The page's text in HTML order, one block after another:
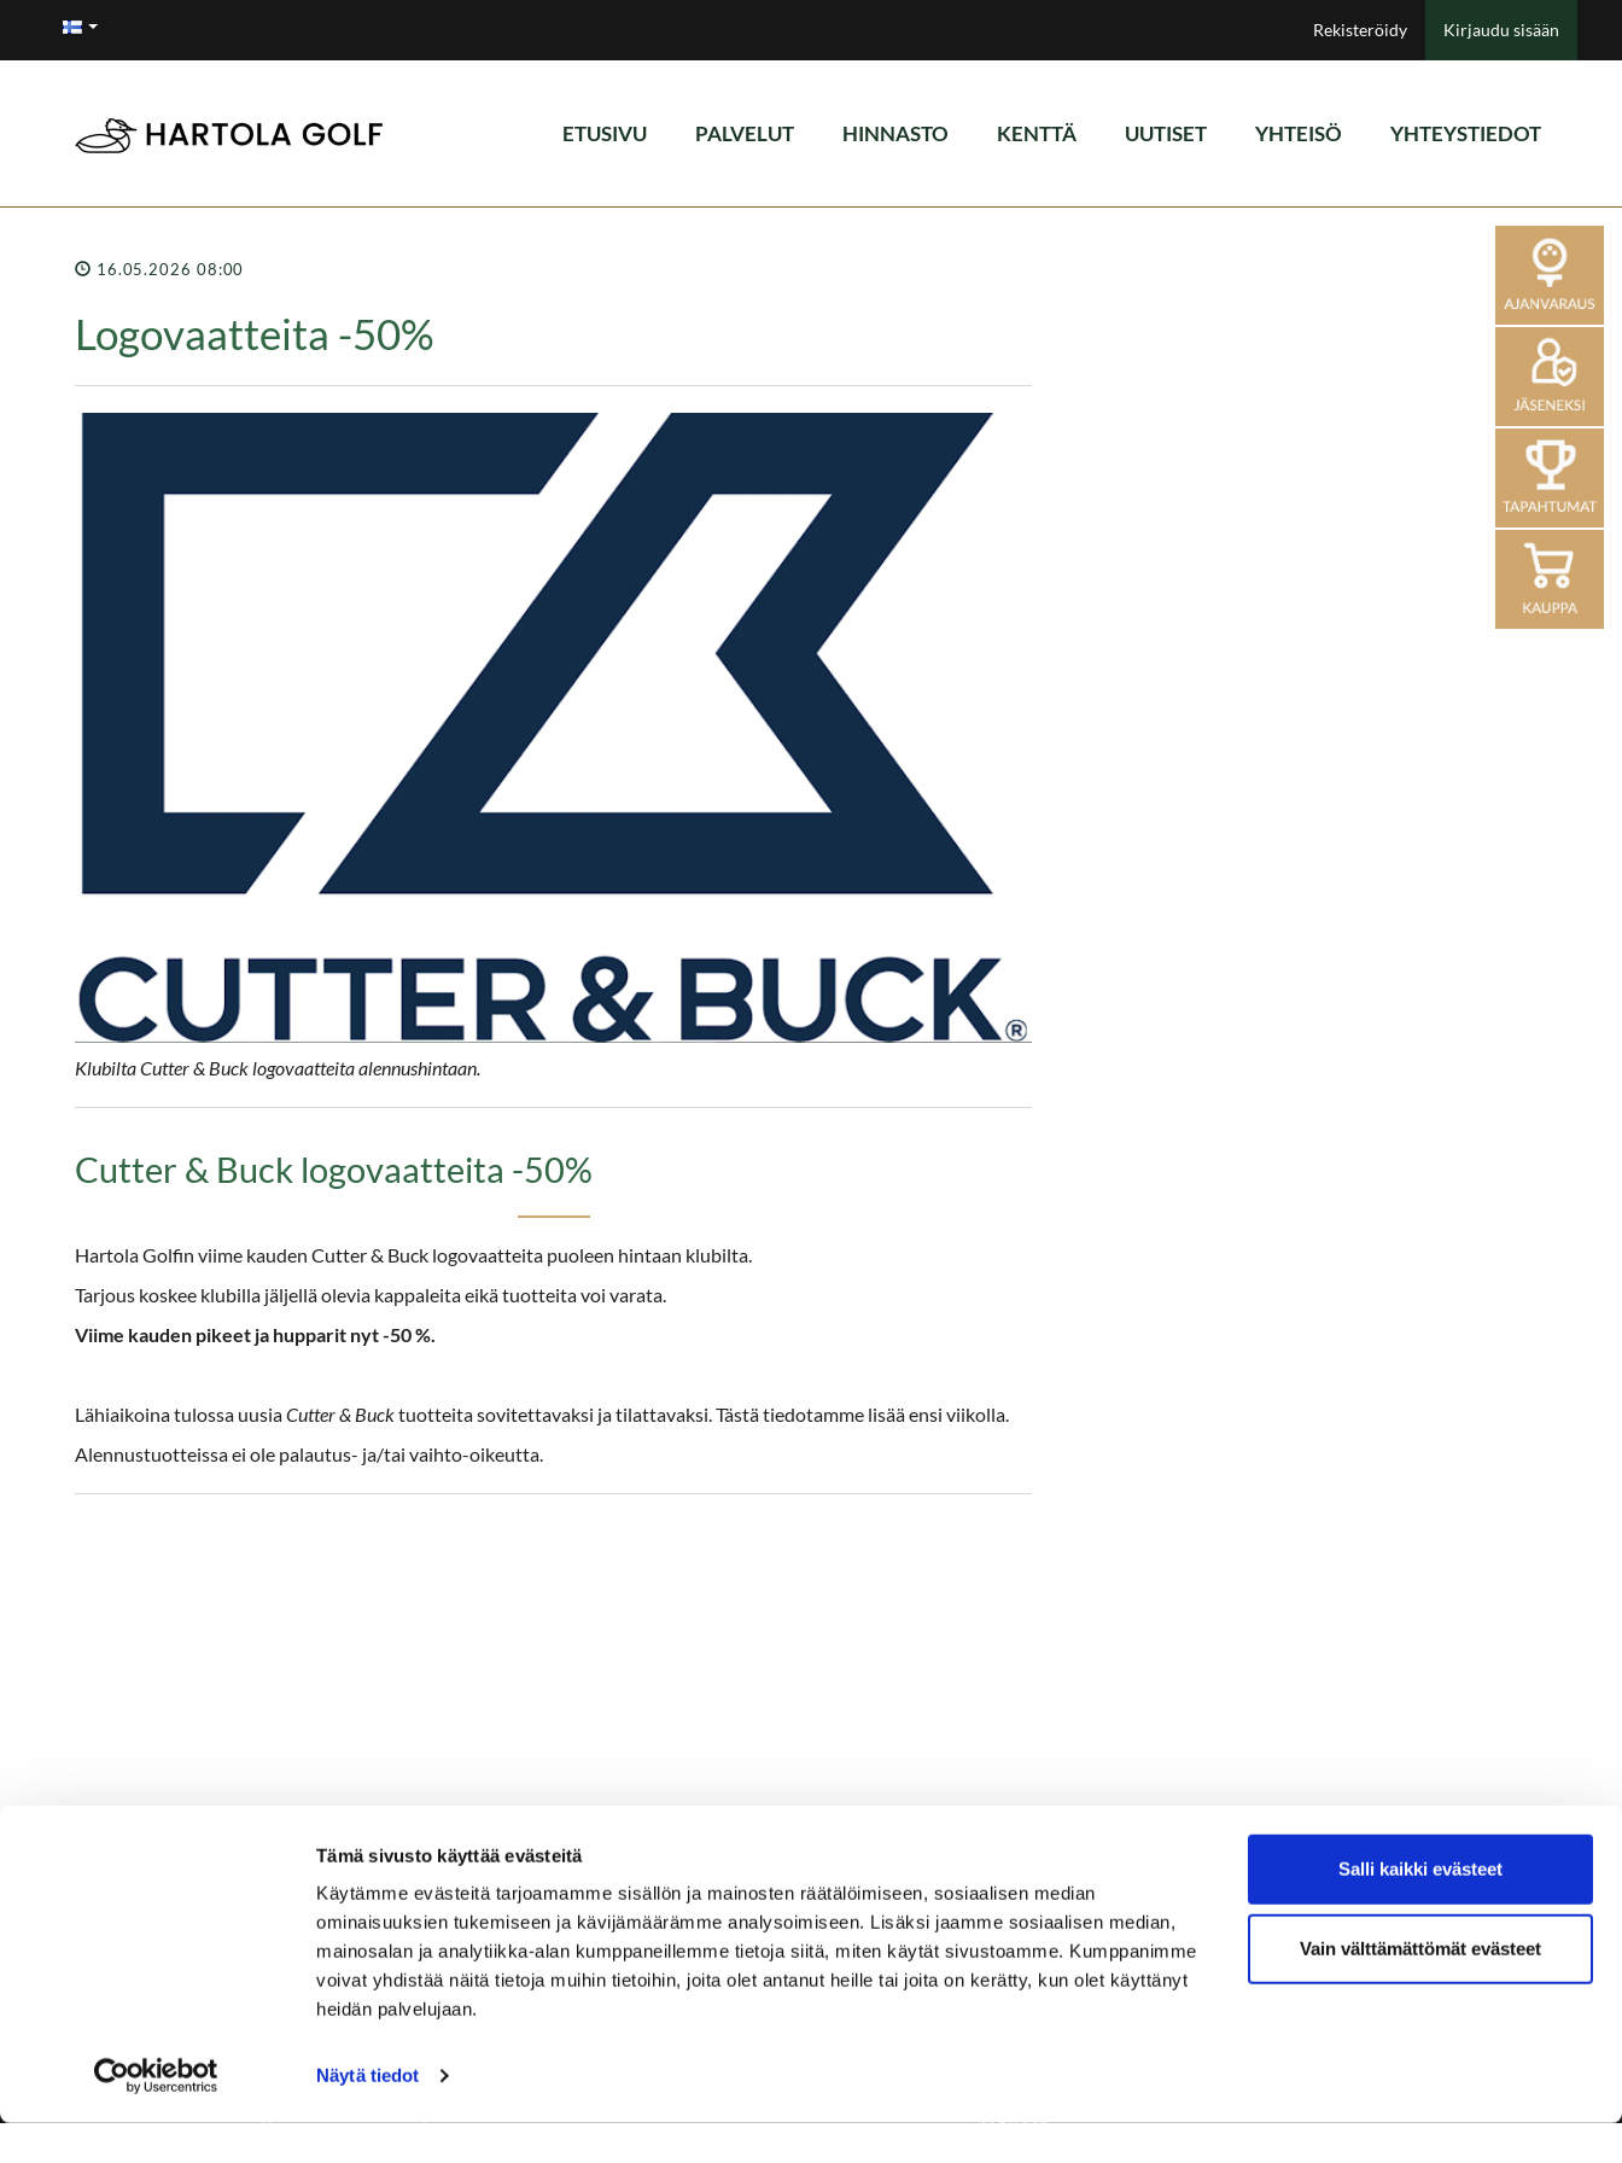
Tämä sivusto käyttää evästeitä
Käytämme evästeitä tarjoamamme sisällön ja mainosten räätälöimiseen, sosiaalisen median
ominaisuuksien tukemiseen ja kävijämäärämme analysoimiseen. Lisäksi jaamme sosiaalisen median,
mainosalan ja analytiikka-alan kumppaneillemme tietoja siitä, miten käytät sivustoamme. Kumppanimme
voivat yhdistää näitä tietoja muihin tietoihin, joita olet antanut heille tai joita on kerätty, kun olet käyttänyt
heidän palvelujaan.
Näytä tiedot
Salli kaikki evästeet
Vain välttämättömät evästeet
Rekisteröidy Kirjaudu sisään
ETUSIVU PALVELUT HINNASTO KENTTÄ UUTISET YHTEISÖ YHTEYSTIEDOT
16.05.2026 08:00
Logovaatteita -50%
Klubilta Cutter & Buck logovaatteita alennushintaan.
Cutter & Buck logovaatteita -50%
Hartola Golfin viime kauden Cutter & Buck logovaatteita puoleen hintaan klubilta.
Tarjous koskee klubilla jäljellä olevia kappaleita eikä tuotteita voi varata.
Viime kauden pikeet ja hupparit nyt -50 %.
Lähiaikoina tulossa uusiaCutter & Bucktuotteita sovitettavaksi ja tilattavaksi. Tästä tiedotamme lisää ensi viikolla.
Alennustuotteissa ei ole palautus- ja/tai vaihto-oikeutta.
Tervetuloa Hartola Golfiin, Suomen ystävällisimmälle ja